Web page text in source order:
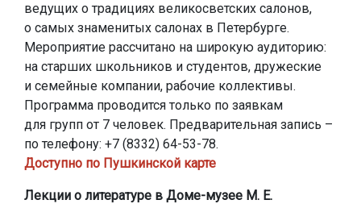
ведущих о традициях великосветских салонов,
о самых знаменитых салонах в Петербурге.
Мероприятие рассчитано на широкую аудиторию:
на старших школьников и студентов, дружеские
и семейные компании, рабочие коллективы.
Программа проводится только по заявкам
для групп от 7 человек. Предварительная запись –
по телефону: +7 (8332) 64-53-78.
Доступно по Пушкинской карте
Лекции о литературе в Доме-музее М. Е.